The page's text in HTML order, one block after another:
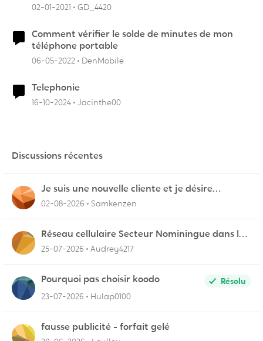
02-01-2021 GD_4420
Comment vérifier le solde de minutes de mon
téléphone portable
06-05-2022 DenMobile
Telephonie
16-10-2024 Jacinthe00
Discussions récentes
Je suis une nouvelle cliente et je désire
connecter mon appareil sur videotron
02-08-2026 Samkenzen
Réseau cellulaire Secteur Nominingue dans les
Hautes-Laurentides instable
25-07-2026 Audrey4217
Pourquoi pas choisir koodo
Résolu
23-07-2026
Hulap0100
fausse publicité - forfait gelé